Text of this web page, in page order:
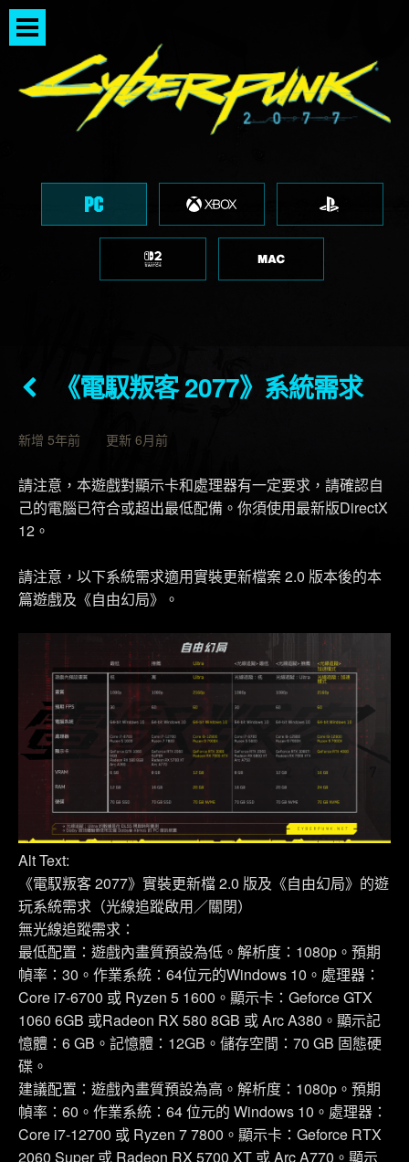
《電馭叛客 2077》系統需求
新增 5年前 更新 6月前
請注意，本遊戲對顯示卡和處理器有一定要求，請確認自
己的電腦已符合或超出最低配備。你須使用最新版DirectX
12。
請注意，以下系統需求適用實裝更新檔案 2.0 版本後的本
篇遊戲及《自由幻局》。
Alt Text:
《電馭叛客 2077》實裝更新檔 2.0 版及《自由幻局》的遊
玩系統需求（光線追蹤啟用／關閉）
無光線追蹤需求：
最低配置：遊戲內畫質預設為低。解析度：1080p。預期
幀率：30。作業系統：64位元的Windows 10。處理器：
Core i7-6700 或 Ryzen 5 1600。顯示卡：Geforce GTX
1060 6GB 或Radeon RX 580 8GB 或 Arc A380。顯示記
憶體：6 GB。記憶體：12GB。儲存空間：70 GB 固態硬
碟。
建議配置：遊戲內畫質預設為高。解析度：1080p。預期
幀率：60。作業系統：64 位元的 Windows 10。處理器：
Core i7-12700 或 Ryzen 7 7800。顯示卡：Geforce RTX
2060 Super 或 Radeon RX 5700 XT 或 Arc A770。顯示